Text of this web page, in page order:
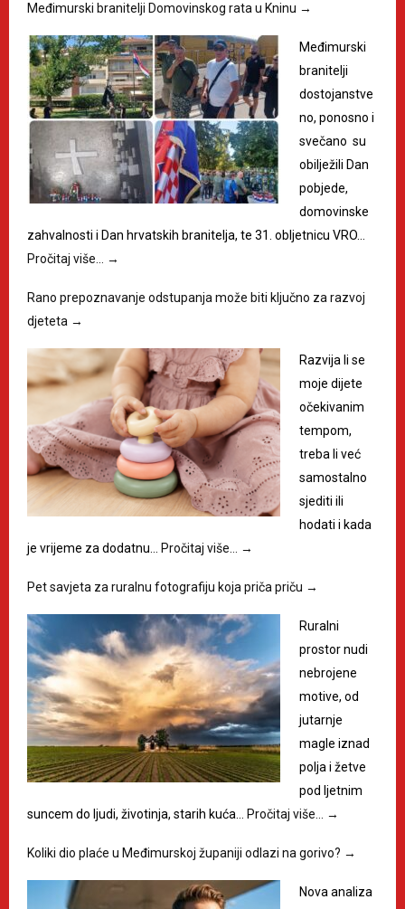
Međimurski branitelji Domovinskog rata u Kninu →
Međimurski
branitelji
dostojanstve
no, ponosno i
svečano su
obilježili Dan
pobjede,
domovinske
zahvalnosti i Dan hrvatskih branitelja, te 31. obljetnicu VRO…
Pročitaj više…
→
Rano prepoznavanje odstupanja može biti ključno za razvoj
djeteta →
Razvija li se
moje dijete
očekivanim
tempom,
treba li već
samostalno
sjediti ili
hodati i kada
je vrijeme za dodatnu…
Pročitaj više… →
Pet savjeta za ruralnu fotografiju koja priča priču →
Ruralni
prostor nudi
nebrojene
motive, od
jutarnje
magle iznad
polja i žetve
pod ljetnim
suncem do ljudi, životinja, starih kuća…
Pročitaj više… →
Koliki dio plaće u Međimurskoj županiji odlazi na gorivo? →
Nova analiza